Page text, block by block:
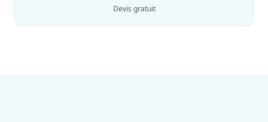
Devis gratuit